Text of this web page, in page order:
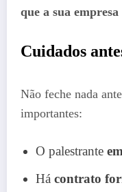
que a sua
Cuidados
Não feche nada
importantes:
O palestrante
Há contrato